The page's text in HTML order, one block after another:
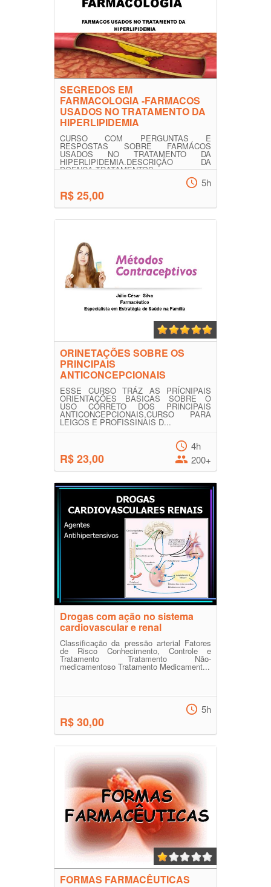
SEGREDOS EM
FARMACOLOGIA -FARMACOS
USADOS NO TRATAMENTO DA
HIPERLIPIDEMIA
CURSO COM PERGUNTAS E
RESPOSTAS SOBRE FARMÁCOS
USADOS NO TRATAMENTO DA
HIPERLIPIDEMIA.DESCRIÇÃO DA
DOENÇA,TRATAMENTOS .
R$ 25,00
5h
ORINETAÇÕES SOBRE OS
PRINCIPAIS
ANTICONCEPCIONAIS
ESSE CURSO TRÁZ AS PRÍCNIPAIS
ORIENTAÇÕES BASICAS SOBRE O
USO CORRETO DOS PRINCIPAIS
ANTICONCEPCIONAIS,CURSO PARA
LEIGOS E PROFISSINAIS D...
R$ 23,00
4h
200+
Drogas com ação no sistema
cardiovascular e renal
Classificação da pressão arterial Fatores
de Risco Conhecimento, Controle e
Tratamento Tratamento Não-
medicamentoso Tratamento Medicament...
R$ 30,00
5h
FORMAS FARMACÊUTICAS